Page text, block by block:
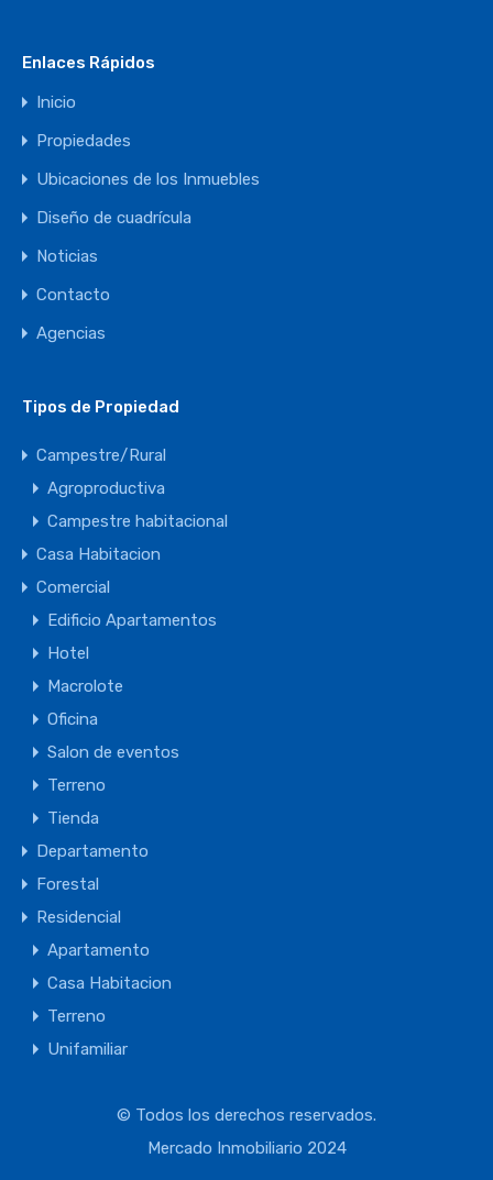
Enlaces Rápidos
Inicio
Propiedades
Ubicaciones de los Inmuebles
Diseño de cuadrícula
Noticias
Contacto
Agencias
Tipos de Propiedad
Campestre/Rural
Agroproductiva
Campestre habitacional
Casa Habitacion
Comercial
Edificio Apartamentos
Hotel
Macrolote
Oficina
Salon de eventos
Terreno
Tienda
Departamento
Forestal
Residencial
Apartamento
Casa Habitacion
Terreno
Unifamiliar
© Todos los derechos reservados.
Mercado Inmobiliario 2024